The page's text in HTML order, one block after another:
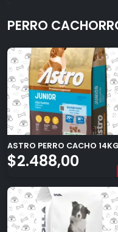
PERRO
ASTRO PERRO CACHO 14KG
$2.488,00